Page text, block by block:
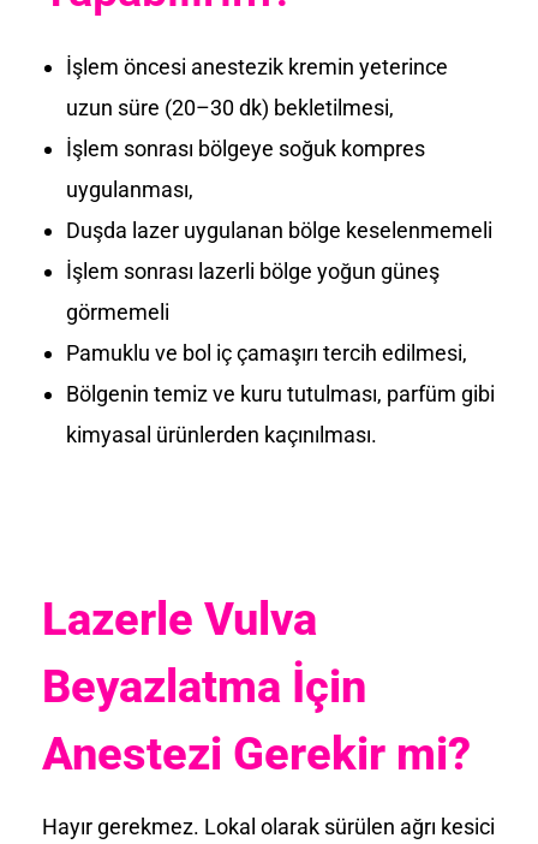
İşlem öncesi anestezik kremin yeterince
uzun süre (20–30 dk) bekletilmesi,
İşlem sonrası bölgeye soğuk kompres
uygulanması,
Duşda lazer uygulanan bölge keselenmemeli
İşlem sonrası lazerli bölge yoğun güneş
görmemeli
Pamuklu ve bol iç çamaşırı tercih edilmesi,
Bölgenin temiz ve kuru tutulması, parfüm gibi
kimyasal ürünlerden kaçınılması.
Lazerle Vulva
Beyazlatma İçin
Anestezi Gerekir mi?
Hayır gerekmez. Lokal olarak sürülen ağrı kesici